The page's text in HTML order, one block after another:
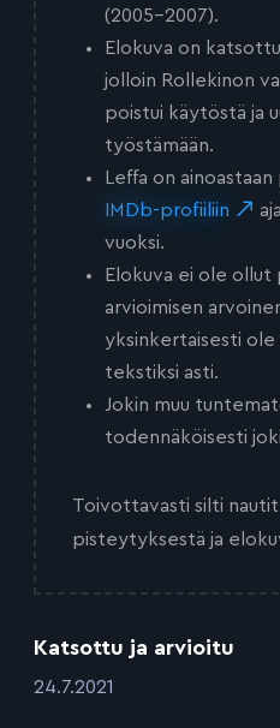
(2005-2007).
Elokuva on katsottu
jolloin Rollekinon
poistui käytöstä ja
työstämään.
Leffa on
IMDb-profiiliin
vuoksi.
Elokuva ei ole ollut
arvioimisen
yksinkertaisesti
tekstiksi asti.
Jokin muu
todennäköisesti
Toivottavasti silti nautit
pisteytyksestä ja
Katsottu ja arvioitu
:24.7.2021